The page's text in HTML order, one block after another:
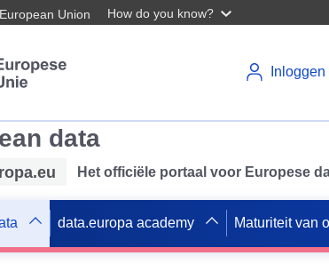
Union How do you know?
Inloggen
data
Het officiële portaal voor Europese
data.europa academy Maturiteit van